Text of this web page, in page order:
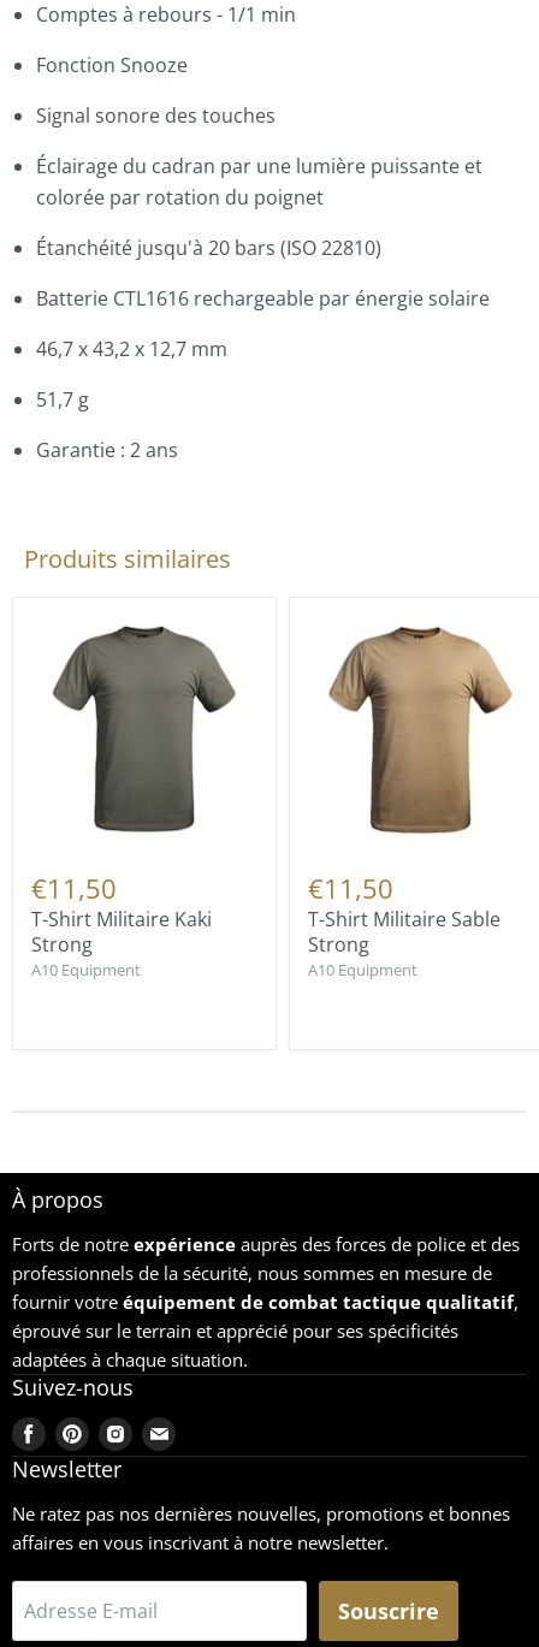
Comptes à rebours - 1/1 min
Fonction Snooze
Signal sonore des touches
Éclairage du cadran par une lumière puissante et
colorée par rotation du poignet
Étanchéité jusqu'à 20 bars (ISO 22810)
Batterie CTL1616 rechargeable par énergie solaire
46,7 x 43,2 x 12,7 mm
51,7 g
Garantie : 2 ans
Produits similaires
€11,50
T-Shirt Militaire Kaki
Strong
A10 Equipment
€11,50
T-Shirt Militaire Sable
Strong
A10 Equipment
À propos
Forts de notre expérience auprès des forces de police et des
professionnels de la sécurité, nous sommes en mesure de
fournir votre équipement de combat tactique qualitatif,
éprouvé sur le terrain et apprécié pour ses spécificités
adaptées à chaque situation.
Suivez-nous
Trouvez-
nous
Facebook
Trouvez-
nous
Pinterest
Trouvez-
nous
Trouvez-
nous
Newsletter
Ne ratez pas nos dernières nouvelles, promotions et bonnes
affaires en vous inscrivant à notre newsletter.
Adresse E-mail Souscrire